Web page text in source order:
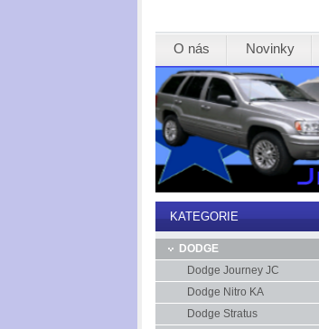
O nás Novinky
KATEGORIE
DODGE
Dodge Journey JC
Dodge Nitro KA
Dodge Stratus